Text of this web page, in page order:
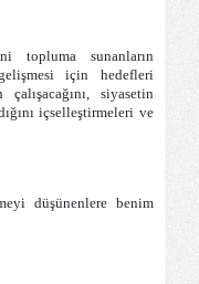
topluma sunanların
için hedefleri
siyasetin
içselleştirmeleri ve
düşünenlere benim